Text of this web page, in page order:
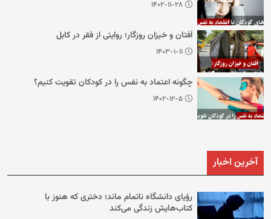
۱۴۰۲-۱۱-۲۸
اُفتان و خیزان روزگار؛ روایتی از فقر در کابل
۱۴۰۳-۱-۱۱
چگونه اعتماد به نفس را در کودکان تقویت کنیم؟
۱۴۰۲-۱۲-۵
آخرین اخبار
رؤیای دانشگاه ناتمام ماند؛ دختری که هنوز با
کتاب‌هایش زندگی می‌کند